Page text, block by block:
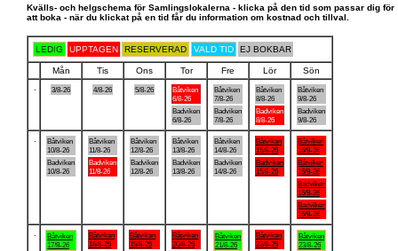
Kvälls- och helgschema för Samlingslokalerna - klicka på den tid som passar dig för
att boka - när du klickat på en tid får du information om kostnad och tillval.
LEDIG UPPTAGEN RESERVERAD VALD TID EJ BOKBAR
Mån Tis Ons Tor Fre Lör
Sön
3/8-26 4/8-26 5/8-26
Båtviken
6/8-26
Badviken
6/8-26
Båtviken
7/8-26
Badviken
7/8-26
Båtviken
8/8-26
Badviken
8/8-26
Båtviken
9/8-26
Badviken
9/8-26
Båtviken
10/8-26
Badviken
10/8-26
Båtviken
11/8-26
Badviken
11/8-26
Båtviken
12/8-26
Badviken
12/8-26
Båtviken
13/8-26
Badviken
13/8-26
Båtviken
14/8-26
Badviken
14/8-26
Båtviken
15/8-26
Badviken
15/8-26
Båtviken
16/8-26
Båtviken
16/8-26
Badviken
16/8-26
Badviken
16/8-26
Båtviken
17/8-26
Båtviken
18/8-26
Båtviken
19/8-26
Båtviken
20/8-26
Båtviken
21/8-26
Båtviken
22/8-26
Båtviken
23/8-26